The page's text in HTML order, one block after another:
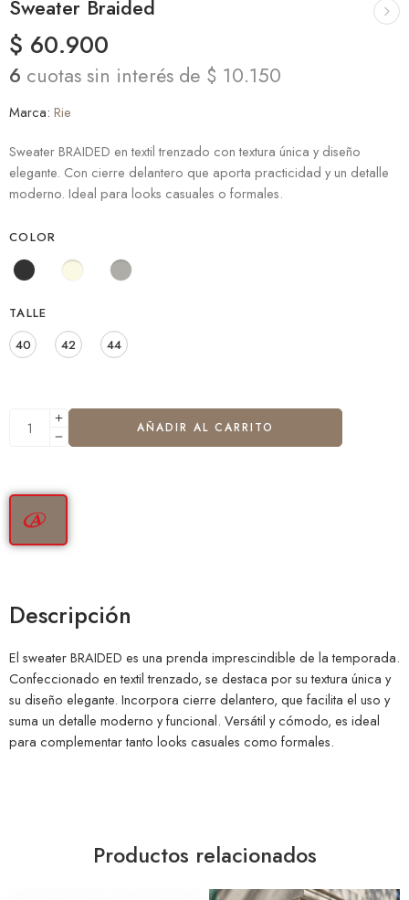
Sweater Braided
$ 60.900
6 cuotas sin interés de $ 10.150
Marca: Rie
Sweater BRAIDED en textil trenzado con textura única y diseño
elegante. Con cierre delantero que aporta practicidad y un detalle
moderno. Ideal para looks casuales o formales.
COLOR
TALLE
40
42 44
AÑADIR AL CARRITO
Descripción
El sweater BRAIDED es una prenda imprescindible de la temporada.
Confeccionado en textil trenzado, se destaca por su textura única y
su diseño elegante. Incorpora cierre delantero, que facilita el uso y
suma un detalle moderno y funcional. Versátil y cómodo, es ideal
para complementar tanto looks casuales como formales.
Productos relacionados